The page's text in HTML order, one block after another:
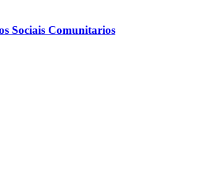
Sociais Comunitarios